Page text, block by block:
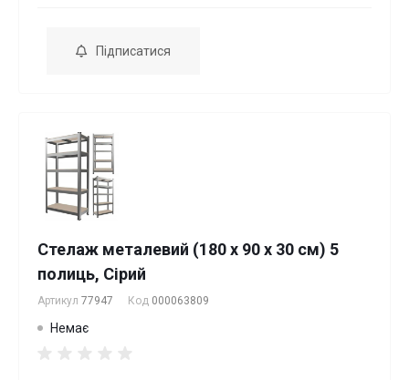
Підписатися
Стелаж металевий (180 x 90 x 30 см) 5
полиць, Сірий
Артикул 77947 Код 000063809
Немає